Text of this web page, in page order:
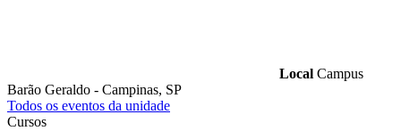
Local Campus
Barão Geraldo - Campinas, SP
Todos os eventos da unidade
Cursos